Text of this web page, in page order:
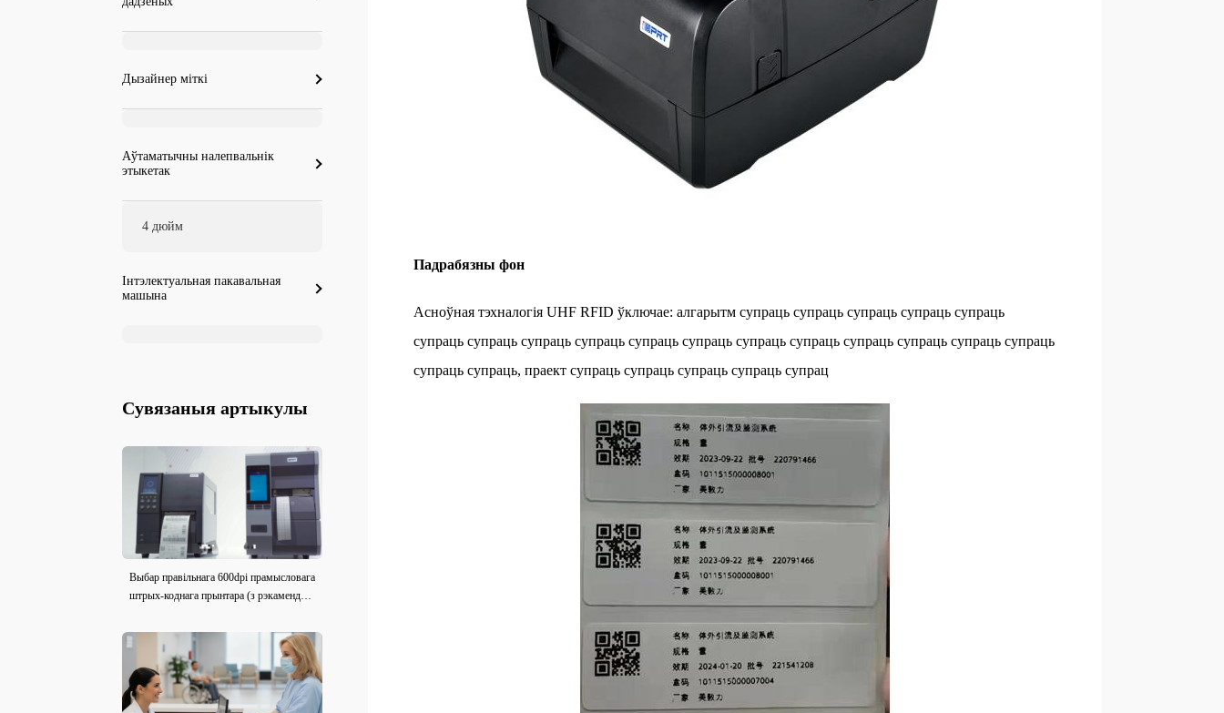
Падрабязны фон
Асноўная тэхналогія UHF RFID ўключае: алгарытм супраць супраць супраць супраць супраць
супраць супраць супраць супраць супраць супраць супраць супраць супраць супраць супраць супраць
супраць супраць, праект супраць супраць супраць супраць супрац
Дызайнер міткі
Аўтаматычны налепвальнік
этыкетак
4 дюйм
Інтэлектуальная пакавальная
машына
Сувязаныя артыкулы
Выбар правільнага 600dpi прамысловага
штрых-коднага прынтара (з рэкамендац